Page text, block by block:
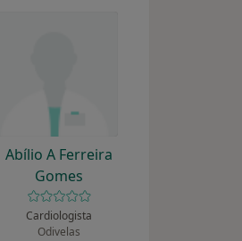
Abílio A Ferreira
Gomes
Cardiologista
Odivelas